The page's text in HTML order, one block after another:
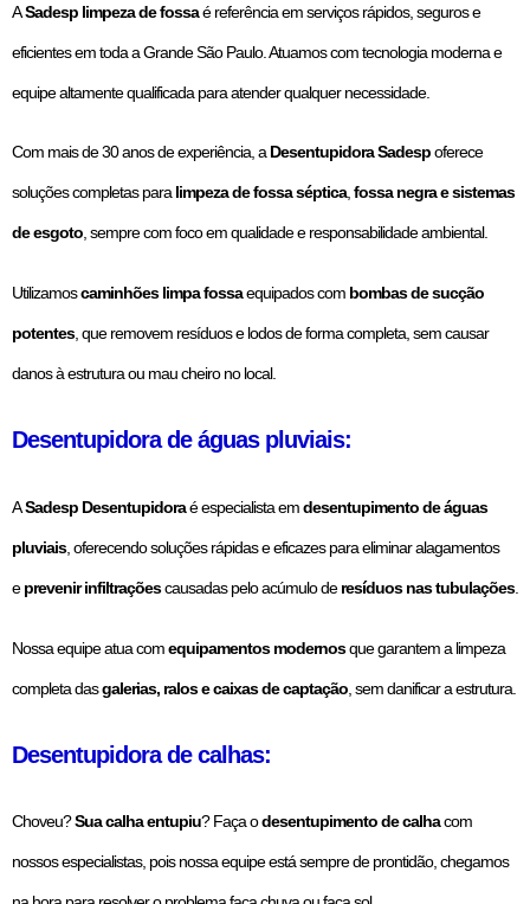
ASadesp limpeza de fossaé referência em serviços rápidos, seguros e
eficientes em toda a Grande São Paulo. Atuamos com tecnologia moderna e
equipe altamente qualificada para atender qualquer necessidade.
Com mais de 30 anos de experiência, aDesentupidora Sadespoferece
soluções completas paralimpeza de fossa séptica,fossa negra e sistemas
de esgoto, sempre com foco em qualidade e responsabilidade ambiental.
Utilizamoscaminhões limpa fossaequipados com bombas de sucção
potentes, que removem resíduos e lodos de forma completa, sem causar
danos à estrutura ou mau cheiro no local.
Desentupidora de águas pluviais:
ASadesp Desentupidoraé especialista emdesentupimento de águas
pluviais, oferecendo soluções rápidas e eficazes para eliminar alagamentos
eprevenir infiltraçõescausadas pelo acúmulo deresíduos nas tubulações.
Nossa equipe atua comequipamentos modernosque garantem a limpeza
completa dasgalerias, ralos e caixas de captação , sem danificar a estrutura.
Desentupidora de calhas:
Choveu?Sua calha entupiu? Faça odesentupimento de calhacom
nossos especialistas, pois nossa equipe está sempre de prontidão, chegamos